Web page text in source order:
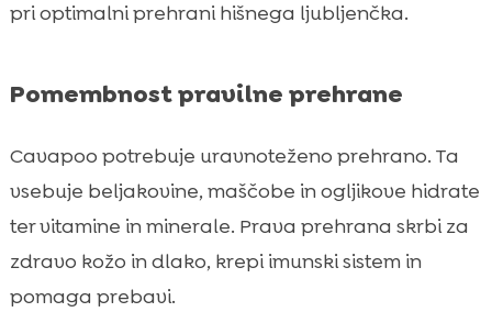
pri optimalni prehrani hišnega ljubljenčka.
Pomembnost pravilne prehrane
Cavapoo potrebuje uravnoteženo prehrano. Ta
vsebuje beljakovine, maščobe in ogljikove hidrate
ter vitamine in minerale. Prava prehrana skrbi za
zdravo kožo in dlako, krepi imunski sistem in
pomaga prebavi.